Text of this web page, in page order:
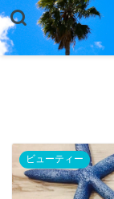
ビューティー